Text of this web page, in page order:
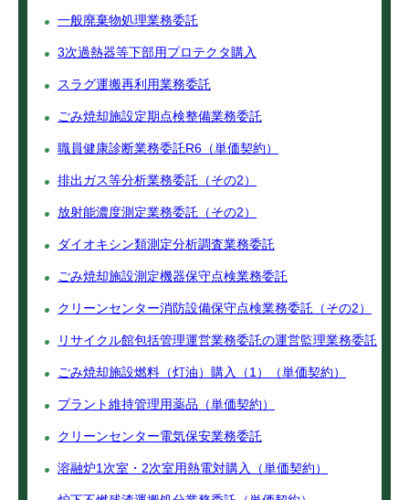
一般廃棄物処理業務委託
3次過熱器等下部用プロテクタ購入
スラグ運搬再利用業務委託
ごみ焼却施設定期点検整備業務委託
職員健康診断業務委託R6（単価契約）
排出ガス等分析業務委託（その2）
放射能濃度測定業務委託（その2）
ダイオキシン類測定分析調査業務委託
ごみ焼却施設測定機器保守点検業務委託
クリーンセンター消防設備保守点検業務委託（その2）
リサイクル館包括管理運営業務委託の運営監理業務委託
ごみ焼却施設燃料（灯油）購入（1）（単価契約）
プラント維持管理用薬品（単価契約）
クリーンセンター電気保安業務委託
溶融炉1次室・2次室用熱電対購入（単価契約）